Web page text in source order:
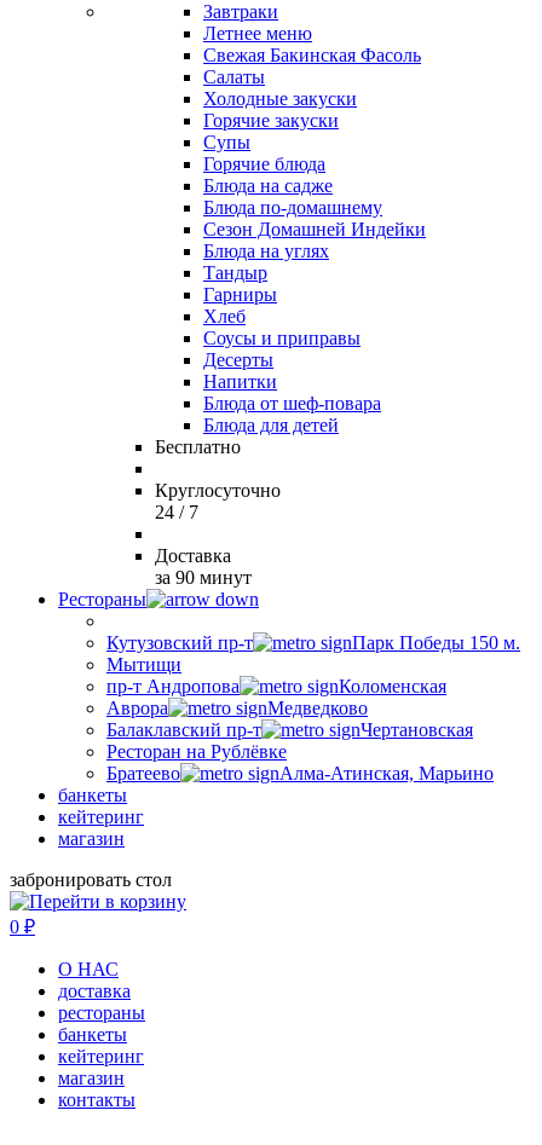
Завтраки
Летнее меню
Свежая Бакинская Фасоль
Салаты
Холодные закуски
Горячие закуски
Супы
Горячие блюда
Блюда на садже
Блюда по-домашнему
Сезон Домашней Индейки
Блюда на углях
Тандыр
Гарниры
Хлеб
Соусы и приправы
Десерты
Напитки
Блюда от шеф-повара
Блюда для детей
Бесплатно
Круглосуточно
24 / 7
Доставка
за 90 минут
Рестораны
Кутузовский пр-т
Парк Победы 150 м.
Мытищи
пр-т Андропова
Коломенская
Аврора
Медведково
Балаклавский пр-т
Чертановская
Ресторан на Рублёвке
Братеево
Алма-Атинская, Марьино
банкеты
кейтеринг
магазин
забронировать стол
0 ₽
О НАС
доставка
рестораны
банкеты
кейтеринг
магазин
контакты